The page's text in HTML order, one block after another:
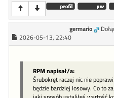
germario
2026-05-13, 22:40
RPM napisał/a:
Śrubokręt raczej nic nie
będzie bardziej losowy. Co to